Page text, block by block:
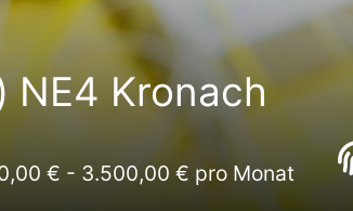
NE4 Kronach
€ - 3.500,00 € pro Monat